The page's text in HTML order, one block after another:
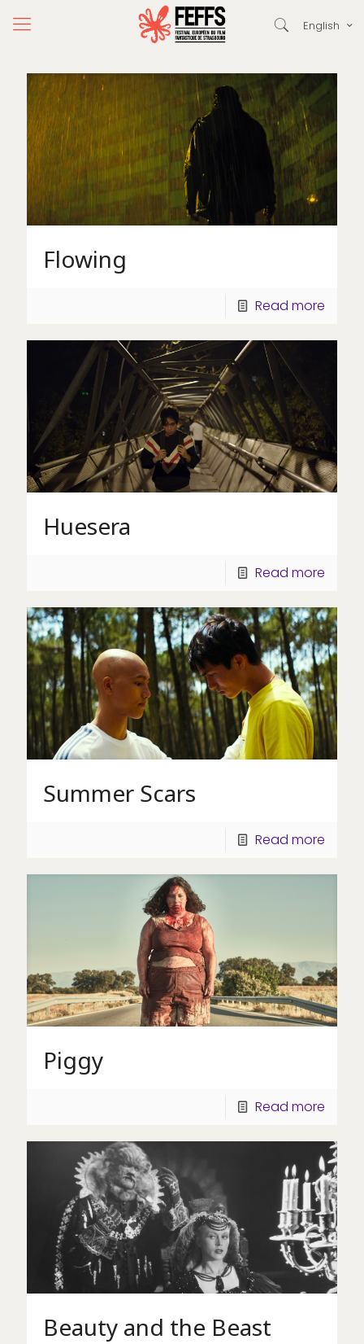
English
Flowing
Read more
Huesera
Read more
Summer Scars
Read more
Piggy
Read more
Beauty and the Beast